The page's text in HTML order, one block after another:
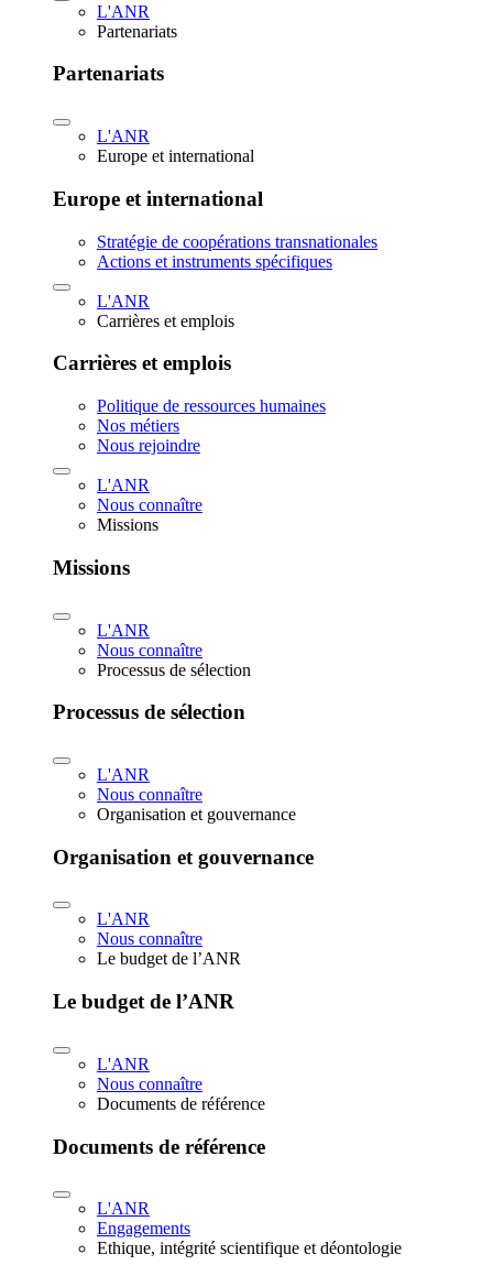
L'ANR
Partenariats
Partenariats
L'ANR
Europe et international
Europe et international
Stratégie de coopérations transnationales
Actions et instruments spécifiques
L'ANR
Carrières et emplois
Carrières et emplois
Politique de ressources humaines
Nos métiers
Nous rejoindre
L'ANR
Nous connaître
Missions
Missions
L'ANR
Nous connaître
Processus de sélection
Processus de sélection
L'ANR
Nous connaître
Organisation et gouvernance
Organisation et gouvernance
L'ANR
Nous connaître
Le budget de l’ANR
Le budget de l’ANR
L'ANR
Nous connaître
Documents de référence
Documents de référence
L'ANR
Engagements
Ethique, intégrité scientifique et déontologie